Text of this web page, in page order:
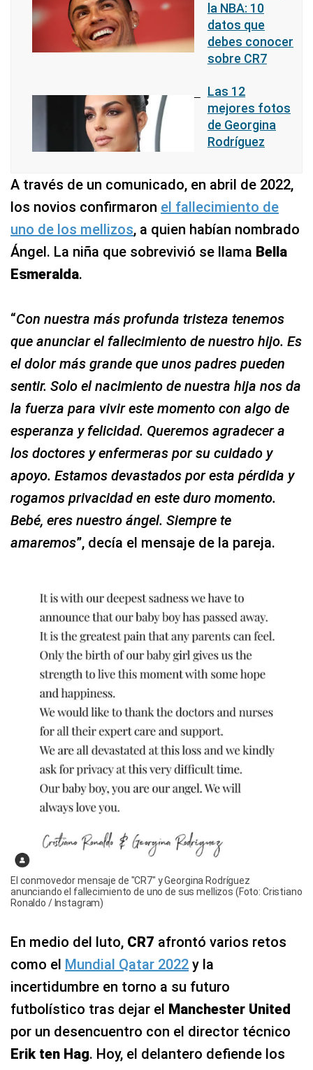
la NBA: 10
datos que
debes conocer
sobre CR7
Las 12
mejores fotos
de Georgina
Rodríguez
A través de un comunicado, en abril de 2022,
los novios confirmaron el fallecimiento de
uno de los mellizos, a quien habían nombrado
Ángel. La niña que sobrevivió se llama Bella
Esmeralda.
“Con nuestra más profunda tristeza tenemos
que anunciar el fallecimiento de nuestro hijo. Es
el dolor más grande que unos padres pueden
sentir. Solo el nacimiento de nuestra hija nos da
la fuerza para vivir este momento con algo de
esperanza y felicidad. Queremos agradecer a
los doctores y enfermeras por su cuidado y
apoyo. Estamos devastados por esta pérdida y
rogamos privacidad en este duro momento.
Bebé, eres nuestro ángel. Siempre te
amaremos”, decía el mensaje de la pareja.
El conmovedor mensaje de "CR7" y Georgina Rodríguez
anunciando el fallecimiento de uno de sus mellizos (Foto: Cristiano
Ronaldo / Instagram)
En medio del luto, CR7 afrontó varios retos
como el Mundial Qatar 2022 y la
incertidumbre en torno a su futuro
futbolístico tras dejar el Manchester United
por un desencuentro con el director técnico
Erik ten Hag. Hoy, el delantero defiende los